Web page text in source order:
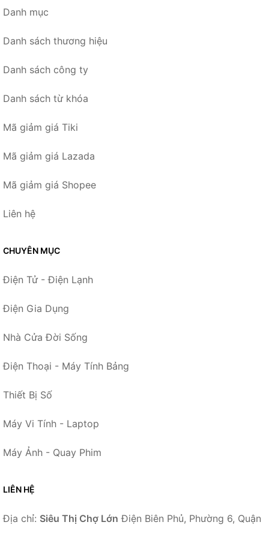
Danh mục
Danh sách thương hiệu
Danh sách công ty
Danh sách từ khóa
Mã giảm giá Tiki
Mã giảm giá Lazada
Mã giảm giá Shopee
Liên hệ
CHUYÊN MỤC
Điện Tử - Điện Lạnh
Điện Gia Dụng
Nhà Cửa Đời Sống
Điện Thoại - Máy Tính Bảng
Thiết Bị Số
Máy Vi Tính - Laptop
Máy Ảnh - Quay Phim
LIÊN HỆ
Địa chỉ: Siêu Thị Chợ Lớn Điện Biên Phủ, Phường 6, Quận